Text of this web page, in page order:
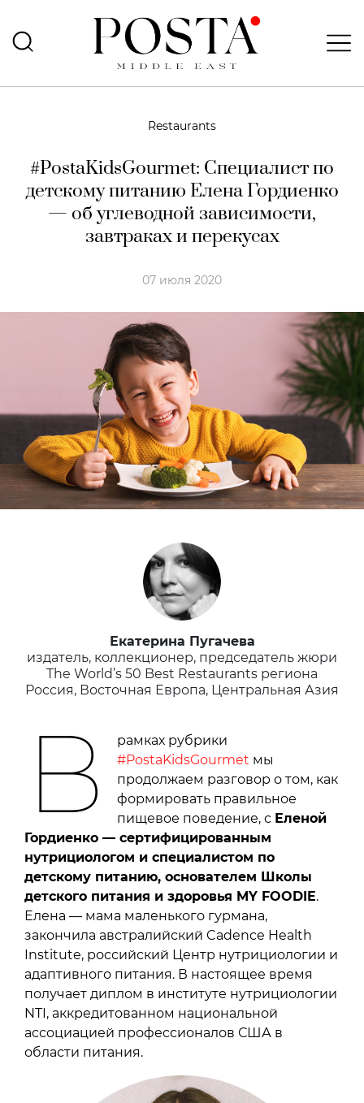
Restaurants
#PostaKidsGourmet: Специалист по
детскому питанию Елена Гордиенко
— об углеводной зависимости,
завтраках и перекусах
07 июля 2020
Екатерина Пугачева
издатель, коллекционер, председатель жюри
The World’s 50 Best Restaurants региона
Россия, Восточная Европа, Центральная Азия
В
рамках рубрики
#PostaKidsGourmet мы
продолжаем разговор о том, как
формировать правильное
пищевое поведение, с Еленой
Гордиенко — сертифицированным
нутрициологом и специалистом по
детскому питанию, основателем Школы
детского питания и здоровья MY FOODIE.
Елена — мама маленького гурмана,
закончила австралийский Cadence Health
Institute, российский Центр нутрициологии и
адаптивного питания. В настоящее время
получает диплом в институте нутрициологии
NTI, аккредитованном национальной
ассоциацией профессионалов США в
области питания.